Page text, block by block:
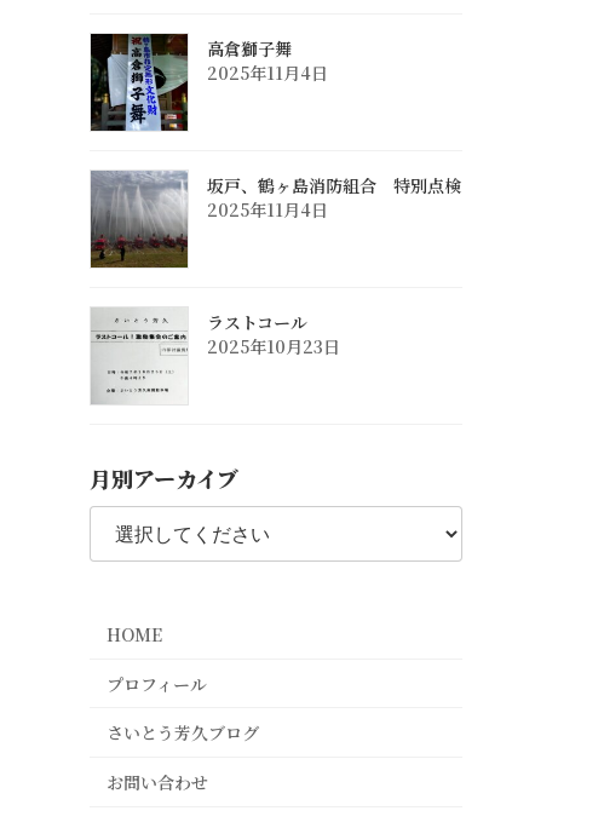
高倉獅子舞
2025年11月4日
坂戸、鶴ヶ島消防組合 特別点検
2025年11月4日
ラストコール
2025年10月23日
月別アーカイブ
HOME
プロフィール
さいとう芳久ブログ
お問い合わせ